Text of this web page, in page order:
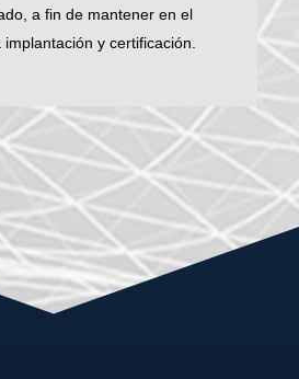
a fin de mantener en el
y certificación.